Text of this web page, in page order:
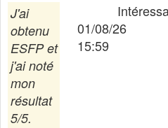
J'ai
obtenu
ESFPet
j'ai noté
mon
résultat
5/5.
01/08/26
15:59